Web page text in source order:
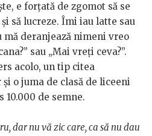
e forțată de zgomot să se
să lucreze. Îmi iau latte sau
mă deranjează nimeni vreo
sau „Mai vreți ceva?”.
acolo, un tip citea
o juma de clasă de liceeni
10.000 de semne.
dar nu vă zic care, ca să nu dau